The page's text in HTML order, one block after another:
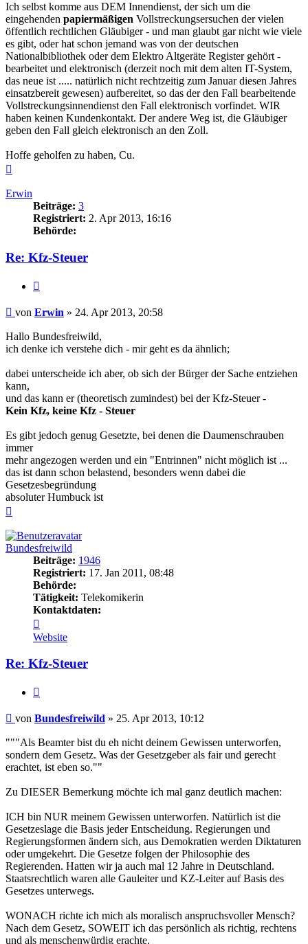
Ich selbst komme aus DEM Innendienst, der sich um die
eingehenden papiermäßigen Vollstreckungsersuchen der vielen
öffentlich rechtlichen Gläubiger - und man glaubt gar nicht wie viele
es gibt, oder hat schon jemand was von der deutschen
Nationalbibliothek oder dem Elektro Altgeräte Register gehört -
bearbeitet und elektronisch (derzeit noch mit dem alten IT-System,
das neue ist ..... natürlich nicht rechtzeitig zum Januar diesen Jahres
einsatzbereit gewesen) aufbereitet, so das der den Fall bearbeitende
Vollstreckungsinnendienst den Fall elektronisch vorfindet. WIR
haben keinen Kundenkontakt. Der andere Weg ist, die Gläubiger
geben den Fall gleich elektronisch an den Zoll.
Hoffe geholfen zu haben, Cu.
Erwin
Beiträge: 3
Registriert: 2. Apr 2013, 16:16
Behörde:
Re: Kfz-Steuer
Beitrag
von Erwin » 24. Apr 2013, 20:58
Hallo Bundesfreiwild,
ich denke ich verstehe dich - mir geht es da ähnlich;
dabei unterscheide ich aber, ob sich der Bürger der Sache entziehen
kann,
und das kann er (theoretisch zumindest) bei der Kfz-Steuer -
Kein Kfz, keine Kfz - Steuer
Es gibt jedoch genug Gesetzte, bei denen die Daumenschrauben
immer
mehr angezogen werden und ein "Entrinnen" nicht möglich ist ...
das ist dann schon belastend, besonders wenn dabei die
Gesetzesbegründung
absoluter Humbuck ist
Bundesfreiwild
Beiträge: 1946
Registriert: 17. Jan 2011, 08:48
Behörde:
Tätigkeit: Telekomikerin
Kontaktdaten:
von
Bundesfreiwild
Website
Re: Kfz-Steuer
Beitrag
von Bundesfreiwild » 25. Apr 2013, 10:12
"""Als Beamter bist du eh nicht deinem Gewissen unterworfen,
sondern dem Gesetz. Was der Gesetzgeber als fair und gerecht
erachtet, ist eben so.""
Zu DIESER Bemerkung möchte ich mal ganz deutlich machen:
ICH bin NUR meinem Gewissen unterworfen. Natürlich ist die
Gesetzeslage die Basis jeder Entscheidung. Regierungen und
Regierungsformen ändern sich, aus Demokratien werden Diktaturen
oder umgekehrt. Die Gesetze folgen der Philosophie des
Regierenden. Hatten wir ja auch mal 12 Jahre in Deutschland.
Staatsrechtlich waren alle Gauleiter und KZ-Leiter auf Basis des
Gesetzes unterwegs.
WONACH richte ich mich als moralisch anspruchsvoller Mensch?
Nach dem Gesetz, SOWEIT ich das persönlich als richtig, rechtens
und als menschenwürdig erachte.